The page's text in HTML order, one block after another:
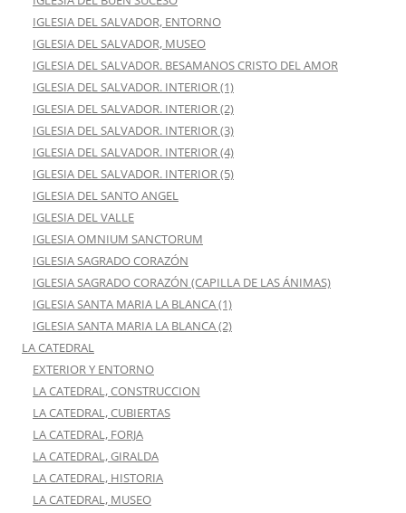
IGLESIA DEL SALVADOR, ENTORNO
IGLESIA DEL SALVADOR, MUSEO
IGLESIA DEL SALVADOR. BESAMANOS CRISTO DEL AMOR
IGLESIA DEL SALVADOR. INTERIOR (1)
IGLESIA DEL SALVADOR. INTERIOR (2)
IGLESIA DEL SALVADOR. INTERIOR (3)
IGLESIA DEL SALVADOR. INTERIOR (4)
IGLESIA DEL SALVADOR. INTERIOR (5)
IGLESIA DEL SANTO ANGEL
IGLESIA DEL VALLE
IGLESIA OMNIUM SANCTORUM
IGLESIA SAGRADO CORAZÓN
IGLESIA SAGRADO CORAZÓN (CAPILLA DE LAS ÁNIMAS)
IGLESIA SANTA MARIA LA BLANCA (1)
IGLESIA SANTA MARIA LA BLANCA (2)
LA CATEDRAL
EXTERIOR Y ENTORNO
LA CATEDRAL, CONSTRUCCION
LA CATEDRAL, CUBIERTAS
LA CATEDRAL, FORJA
LA CATEDRAL, GIRALDA
LA CATEDRAL, HISTORIA
LA CATEDRAL, MUSEO